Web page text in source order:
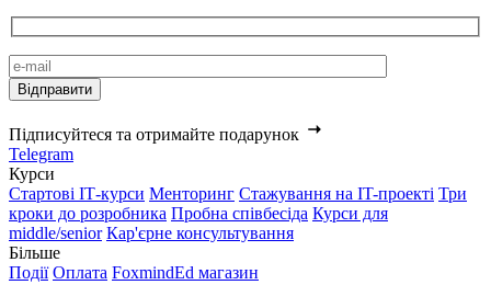
Підписуйтеся та отримайте подарунок
Telegram
Курси
Стартові IТ-курси Менторинг Стажування на IT-проекті Три
кроки до розробника Пробна співбесіда Курси для
middle/senior Кар'єрне консультування
Більше
Події Оплата FoxmindEd магазин